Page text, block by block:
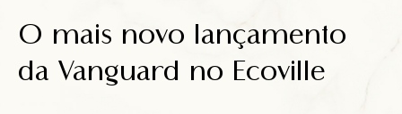
Sobre nós
Anuncie
O mais novo lançamento
da Vanguard no Ecoville